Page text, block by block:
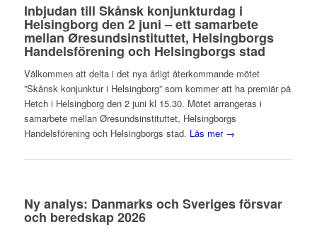
Inbjudan till Skånsk konjunkturdag i
Helsingborg den 2 juni – ett samarbete
mellan Øresundsinstituttet, Helsingborgs
Handelsförening och Helsingborgs stad
Välkommen att delta i det nya årligt återkommande mötet
”Skånsk konjunktur i Helsingborg” som kommer att ha premiär på
Hetch i Helsingborg den 2 juni kl 15.30. Mötet arrangeras i
samarbete mellan Øresundsinstituttet, Helsingborgs
Handelsförening och Helsingborgs stad. Läs mer →
Ny analys: Danmarks och Sveriges försvar
och beredskap 2026